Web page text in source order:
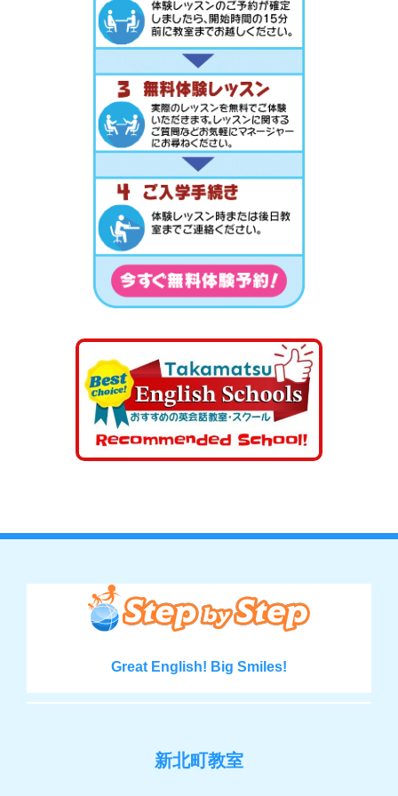
Great English! Big Smiles!
新北町教室